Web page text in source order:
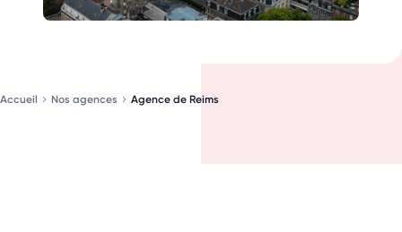
Accueil Nos agences Agence de Reims